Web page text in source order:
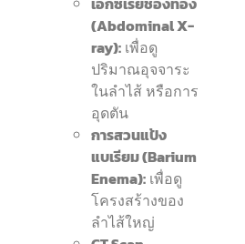
(Abdominal X-
ray): เพื่อดู
ปริมาณอุจจาระ
ในลำไส้ หรือการ
อุดตัน
การสวนแป้ง
แบเรียม (Barium
Enema): เพื่อดู
โครงสร้างของ
ลำไส้ใหญ่